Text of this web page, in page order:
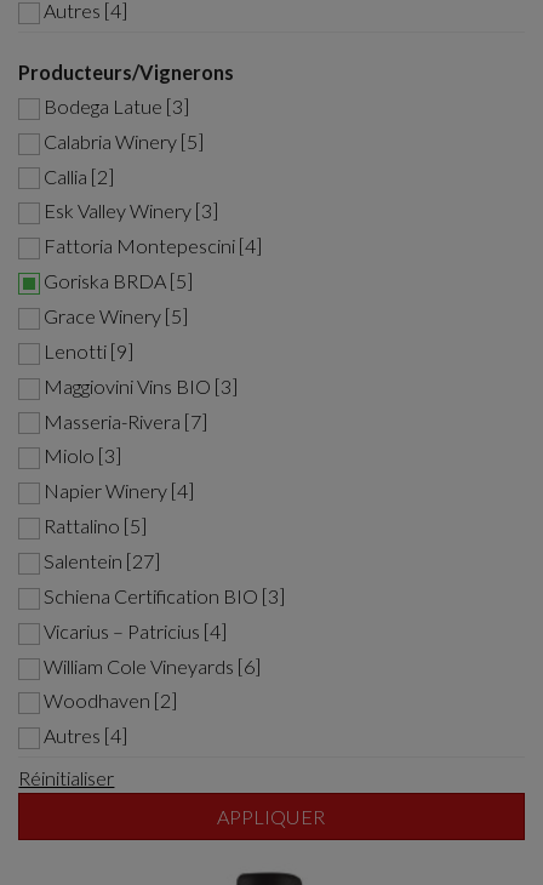
Autres [4]
Producteurs/Vignerons
Bodega Latue [3]
Calabria Winery [5]
Callia [2]
Esk Valley Winery [3]
Fattoria Montepescini [4]
Goriska BRDA [5]
Grace Winery [5]
Lenotti [9]
Maggiovini Vins BIO [3]
Masseria-Rivera [7]
Miolo [3]
Napier Winery [4]
Rattalino [5]
Salentein [27]
Schiena Certification BIO [3]
Vicarius – Patricius [4]
William Cole Vineyards [6]
Woodhaven [2]
Autres [4]
Réinitialiser
APPLIQUER